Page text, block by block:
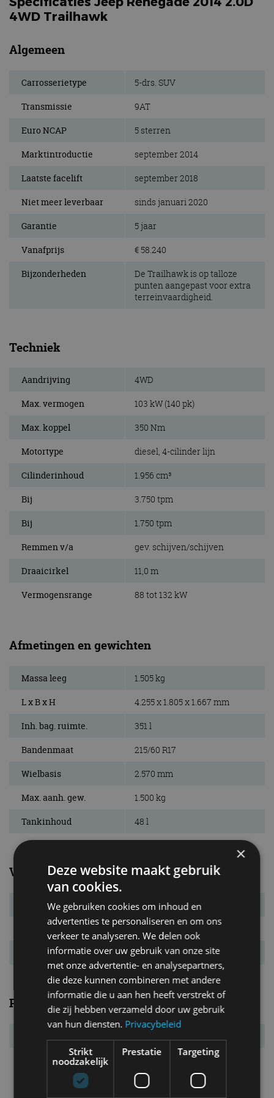
4WD Trailhawk
Algemeen
Carrosserietype 5-drs. SUV
Transmissie 9AT
Euro NCAP 5 sterren
Marktintroductie september 2014
Laatste facelift september 2018
Niet meer leverbaar sinds januari 2020
Garantie 5 jaar
Vanafprijs € 58.240
Bijzonderheden
De Trailhawk is op talloze
punten aangepast voor extra
terreinvaardigheid.
Techniek
Aandrijving 4WD
Max. vermogen 103 kW (140 pk)
Max. koppel 350 Nm
Motortype diesel, 4-cilinder lijn
Cilinderinhoud 1.956 cm³
Bij 3.750 tpm
Bij 1.750 tpm
Remmen v/a gev. schijven/schijven
Draaicirkel 11,0 m
Vermogensrange 88 tot 132 kW
Afmetingen en gewichten
Massa leeg 1.505 kg
L x B x H 4.255 x 1.805 x 1.667 mm
Inh. bag. ruimte. 351 l
Bandenmaat 215/60 R17
Wielbasis 2.570 mm
Max. aanh. gew. 1.500 kg
Tankinhoud 48 l
Verbruik
Verbr. gecomb. 6,6 l/100km
CO₂-emissie 173 g/km
Energielabel G
Prestaties
Topsnelheid
×
Deze website maakt gebruik
van cookies.
We gebruiken cookies om inhoud en
advertenties te personaliseren en om ons
verkeer te analyseren. We delen ook
informatie over uw gebruik van onze site
met onze advertentie- en analysepartners,
die deze kunnen combineren met andere
informatie die u aan hen heeft verstrekt of
die zij hebben verzameld door uw gebruik
van hun diensten. Privacybeleid
Strikt
noodzakelijk
Prestatie Targeting